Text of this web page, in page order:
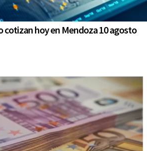
cotizan hoy en Mendoza 10 agosto